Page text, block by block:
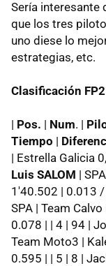
Sería interesante
que los tres
uno diese lo
estrategias, etc.
Clasificación
| Pos. | Num. |
Tiempo |
| Estrella Galicia
Luis SALOM |
1'40.502 | 0.013
SPA | Team
0.078 | | 4 | 94 |
Team Moto3 |
0.595 | | 5 | 8 |